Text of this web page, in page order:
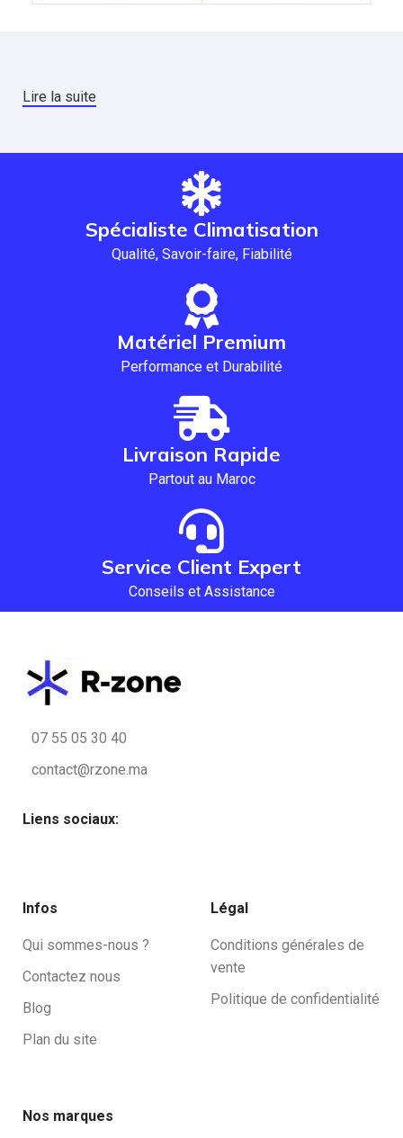
Lire la suite
Spécialiste Climatisation
Qualité, Savoir-faire, Fiabilité
Matériel Premium
Performance et Durabilité
Livraison Rapide
Partout au Maroc
Service Client Expert
Conseils et Assistance
07 55 05 30 40
contact@rzone.ma
Liens sociaux:
Infos
Qui sommes-nous ?
Contactez nous
Blog
Plan du site
Légal
Conditions générales de
vente
Politique de confidentialité
Nos marques